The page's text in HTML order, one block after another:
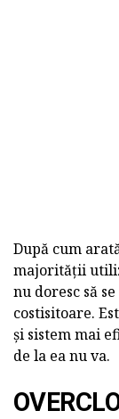
După cum
majorității
nu doresc să
costisitoare.
și sistem mai
de la ea nu va.